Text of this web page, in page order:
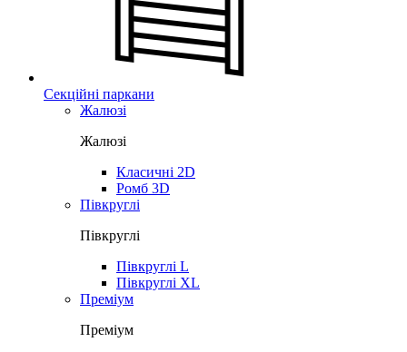
Секційні паркани
Жалюзі
Жалюзі
Класичні 2D
Ромб 3D
Півкруглі
Півкруглі
Півкруглі L
Півкруглі XL
Преміум
Преміум